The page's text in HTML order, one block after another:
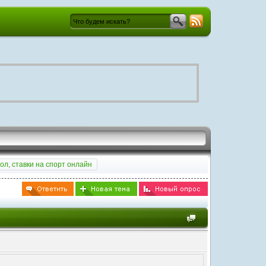
ставки на спорт онлайн